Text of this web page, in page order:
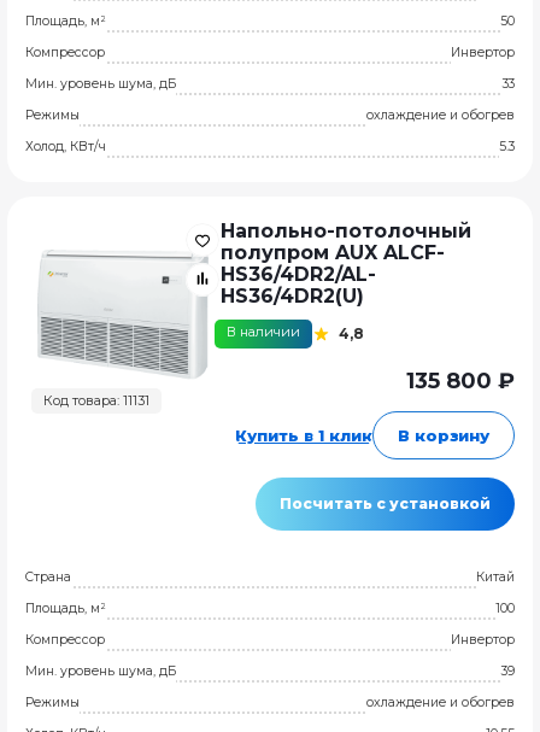
Площадь, м²
50
Компрессор
Инвертор
Мин. уровень шума, дБ
33
Режимы
охлаждение и обогрев
Холод, КВт/ч
5.3
Код товара: 11131
Напольно-потолочный
полупром AUX ALCF-
HS36/4DR2/AL-
HS36/4DR2(U)
В наличии 4,8
135 800 ₽
Купить в 1 клик В корзину
Посчитать с установкой
Страна
Китай
Площадь, м²
100
Компрессор
Инвертор
Мин. уровень шума, дБ
39
Режимы
охлаждение и обогрев